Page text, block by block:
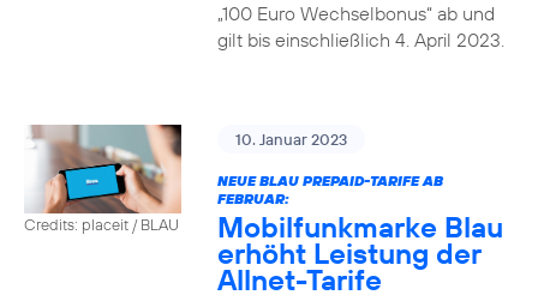
„100 Euro Wechselbonus“ ab und
gilt bis einschließlich 4. April 2023.
Credits: placeit / BLAU
10. Januar 2023
NEUE BLAU PREPAID-TARIFE AB
FEBRUAR:
Mobilfunkmarke Blau
erhöht Leistung der
Allnet-Tarife